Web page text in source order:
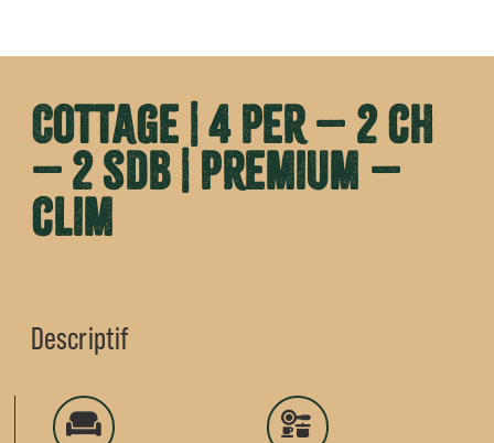
Cottage | 4 per – 2 ch
– 2 sdb | Premium –
clim
Descriptif